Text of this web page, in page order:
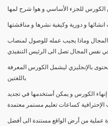
و دورية وكيفية نشرها و مناقشتها
المجال وماذا يجيب عمله للوصول لمنصاب
في نفس المجال تصل الى الرئيس التنفيذي
بالإنجليزي ليشمل الكورس المعرفة
باللغتين
الكورس و يمكن أستخدمها في تجديد
الإحترافية كساعات تعليم مستمر معتمدة
من أرض الواقع مستندة الى أفضل